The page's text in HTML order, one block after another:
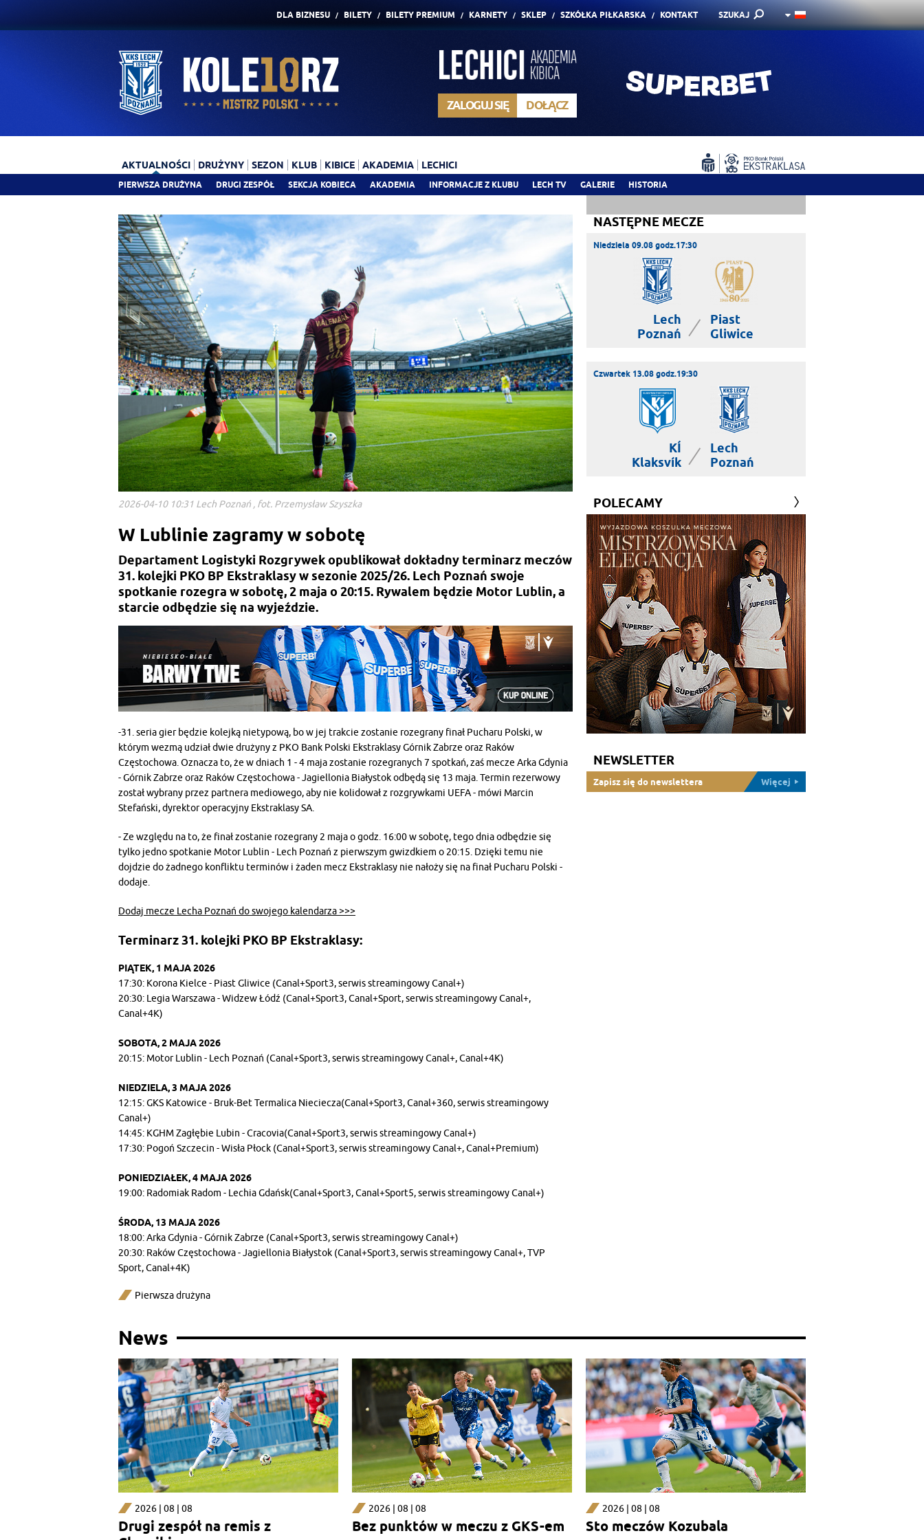
DLA BIZNESU BILETY BILETY PREMIUM KARNETY SKLEP SZKÓŁKA PIŁKARSKA KONTAKT SZUKAJ
ZALOGUJ SIĘ DOŁĄCZ
AKTUALNOŚCI
PIERWSZA DRUŻYNA DRUGI ZESPÓŁ SEKCJA KOBIECA AKADEMIA INFORMACJE Z KLUBU LECH TV GALERIE HISTORIA
DRUŻYNY SEZON KLUB KIBICE AKADEMIA LECHICI
2026-04-10 10:31 Lech Poznań , fot. Przemysław Szyszka
W Lublinie zagramy w sobotę
Departament Logistyki Rozgrywek opublikował dokładny terminarz meczów
31. kolejki PKO BP Ekstraklasy w sezonie 2025/26. Lech Poznań swoje
spotkanie rozegra w sobotę, 2 maja o 20:15. Rywalem będzie Motor Lublin, a
starcie odbędzie się na wyjeździe.
-31. seria gier będzie kolejką nietypową, bo w jej trakcie zostanie rozegrany finał Pucharu Polski, w
którym wezmą udział dwie drużyny z PKO Bank Polski Ekstraklasy Górnik Zabrze oraz Raków
Częstochowa. Oznacza to, że w dniach 1 - 4 maja zostanie rozegranych 7 spotkań, zaś mecze Arka Gdynia
- Górnik Zabrze oraz Raków Częstochowa - Jagiellonia Białystok odbędą się 13 maja. Termin rezerwowy
został wybrany przez partnera mediowego, aby nie kolidował z rozgrywkami UEFA - mówi Marcin
Stefański, dyrektor operacyjny Ekstraklasy SA.
- Ze względu na to, że finał zostanie rozegrany 2 maja o godz. 16:00 w sobotę, tego dnia odbędzie się
tylko jedno spotkanie Motor Lublin - Lech Poznań z pierwszym gwizdkiem o 20:15. Dzięki temu nie
dojdzie do żadnego konfliktu terminów i żaden mecz Ekstraklasy nie nałoży się na finał Pucharu Polski -
dodaje.
Dodaj mecze Lecha Poznań do swojego kalendarza >>>
Terminarz 31. kolejki PKO BP Ekstraklasy:
PIĄTEK, 1 MAJA 2026
17:30: Korona Kielce - Piast Gliwice (Canal+Sport3, serwis streamingowy Canal+)
20:30: Legia Warszawa - Widzew Łódź (Canal+Sport3, Canal+Sport, serwis streamingowy Canal+,
Canal+4K)
SOBOTA, 2 MAJA 2026
20:15: Motor Lublin - Lech Poznań (Canal+Sport3, serwis streamingowy Canal+, Canal+4K)
NIEDZIELA, 3 MAJA 2026
12:15: GKS Katowice - Bruk-Bet Termalica Nieciecza(Canal+Sport3, Canal+360, serwis streamingowy
Canal+)
14:45: KGHM Zagłębie Lubin - Cracovia(Canal+Sport3, serwis streamingowy Canal+)
17:30: Pogoń Szczecin - Wisła Płock (Canal+Sport3, serwis streamingowy Canal+, Canal+Premium)
PONIEDZIAŁEK, 4 MAJA 2026
19:00: Radomiak Radom - Lechia Gdańsk(Canal+Sport3, Canal+Sport5, serwis streamingowy Canal+)
ŚRODA, 13 MAJA 2026
18:00: Arka Gdynia - Górnik Zabrze (Canal+Sport3, serwis streamingowy Canal+)
20:30: Raków Częstochowa - Jagiellonia Białystok (Canal+Sport3, serwis streamingowy Canal+, TVP
Sport, Canal+4K)
Pierwsza drużyna
NASTĘPNE MECZE
Niedziela 09.08 godz.17:30
Lech
Poznań
|
Piast
Gliwice
Czwartek 13.08 godz.19:30
KÍ
Klaksvík
|
Lech
Poznań
POLECAMY
NEWSLETTER
Zapisz się do newslettera Więcej
News
2026 | 08 | 08
Drugi zespół na remis z
2026 | 08 | 08
Bez punktów w meczu z GKS-em
2026 | 08 | 08
Sto meczów Kozubala